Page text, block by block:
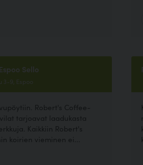
Sello
3-9, Espoo
Robert's Coffee-
tarjoavat laadukasta
Kaikkiin Robert's
koirien vieminen ei...